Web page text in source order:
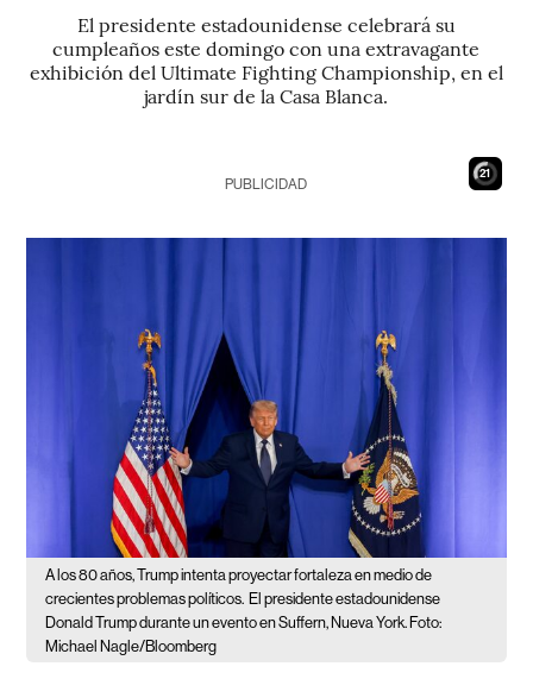
El presidente estadounidense celebrará su
cumpleaños este domingo con una extravagante
exhibición del Ultimate Fighting Championship, en el
jardín sur de la Casa Blanca.
20
PUBLICIDAD
A los 80 años, Trump intenta proyectar fortaleza en medio de
crecientes problemas políticos. El presidente estadounidense
Donald Trump durante un evento en Suffern, Nueva York. Foto:
Michael Nagle/Bloomberg